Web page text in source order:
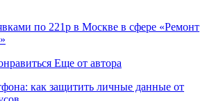
по 221р в Москве в сфере «Ремонт
Еще от автора
как защитить личные данные от